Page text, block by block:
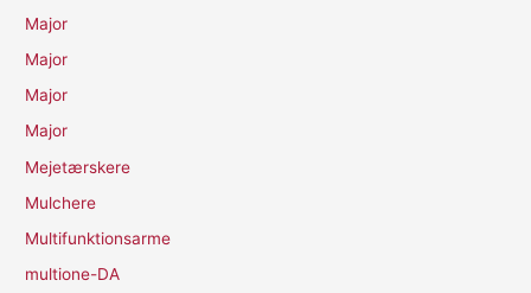
Major
Major
Major
Major
Mejetærskere
Mulchere
Multifunktionsarme
multione-DA